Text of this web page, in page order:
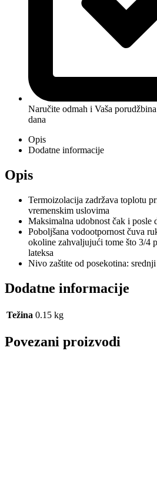
Naručite odmah i Vaša
dana
Opis
Dodatne informacije
Opis
Termoizolacija zadržava toplotu
vremenskim uslovima
Maksimalna udobnost čak i posle
Poboljšana vodootpornost čuva
okoline zahvaljujući tome što 3/4
lateksa
Nivo zaštite od posekotina:
Dodatne informacije
Težina 0.15 kg
Povezani proizvodi